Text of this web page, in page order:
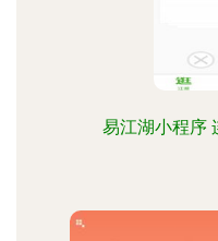
易江湖小程序